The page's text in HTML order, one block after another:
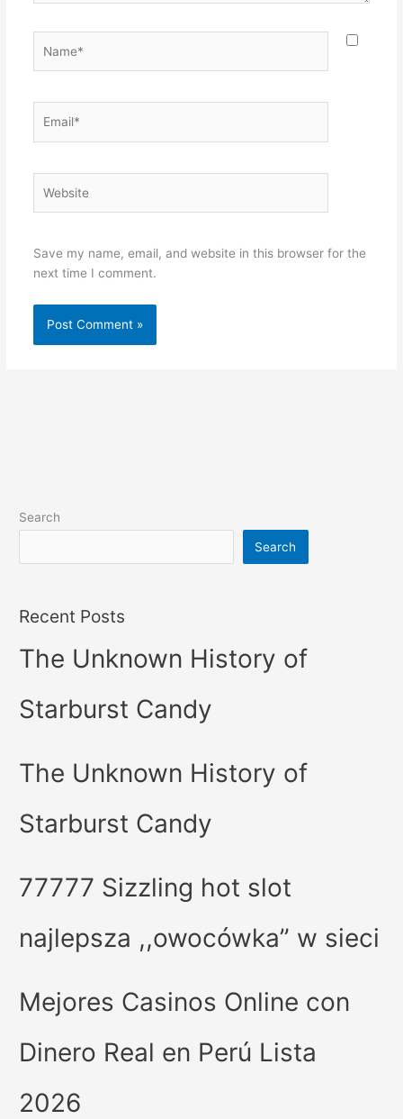
Save my name, email, and website in this browser for the
next time I comment.
Search
Search
Recent Posts
The Unknown History of
Starburst Candy
The Unknown History of
Starburst Candy
77777 Sizzling hot slot
najlepsza ,,owocówka” w sieci
Mejores Casinos Online con
Dinero Real en Perú Lista
2026